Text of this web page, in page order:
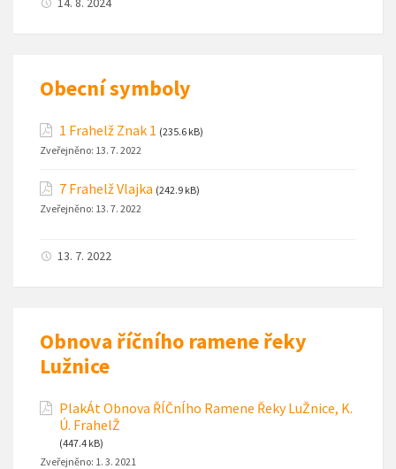
Obecní symboly
1 Frahelž Znak 1 (235.6 kB)
Zveřejněno: 13. 7. 2022
7 Frahelž Vlajka (242.9 kB)
Zveřejněno: 13. 7. 2022
13. 7. 2022
Obnova říčního ramene řeky
Lužnice
PlakÁt Obnova ŘÍČnÍho Ramene Řeky LuŽnice, K.
Ú. FrahelŽ
(447.4 kB)
Zveřejněno: 1. 3. 2021